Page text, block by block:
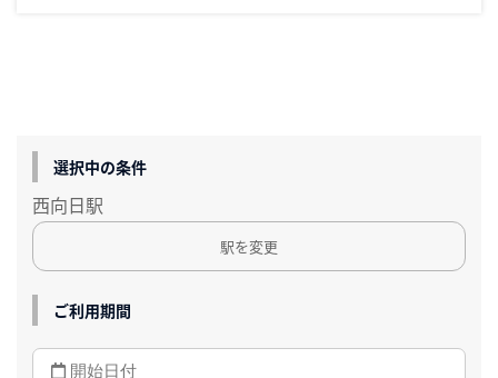
選択中の条件
西向日駅
駅を変更
ご利用期間